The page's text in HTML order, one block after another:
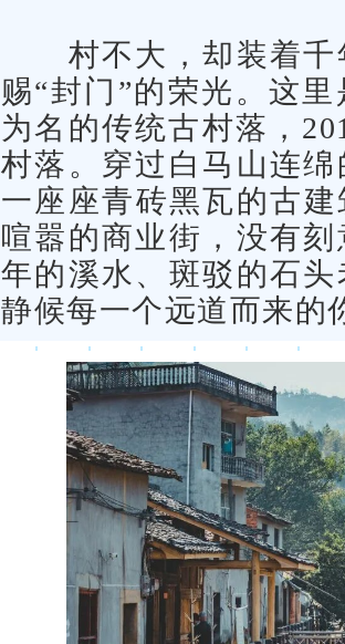
村不大，却装着千
赐“封门”的荣光。这
为名的传统古村落，
村落。穿过白马山连
一座座青砖黑瓦的古
喧嚣的商业街，没有
年的溪水、斑驳的石
静候每一个远道而来的